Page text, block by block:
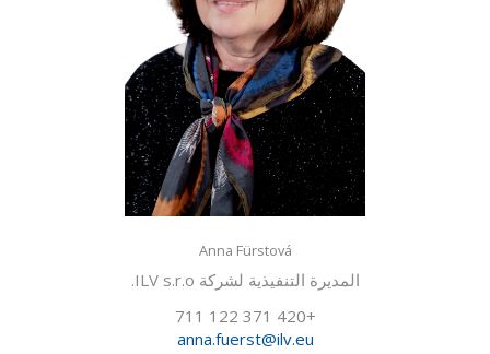
Anna Fürstová
المديرة التنفيذية لشركة ILV s.r.o.
+420 371 122 711
anna.fuerst@ilv.eu